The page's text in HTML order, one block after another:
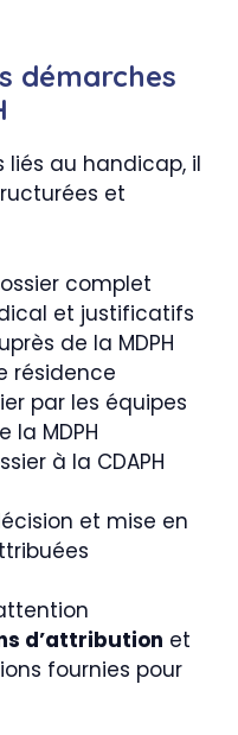
démarches
liés au handicap, il
et
complet
et justificatifs
de la MDPH
résidence
par les équipes
la MDPH
à la CDAPH
et mise en
d’attribution et
fournies pour